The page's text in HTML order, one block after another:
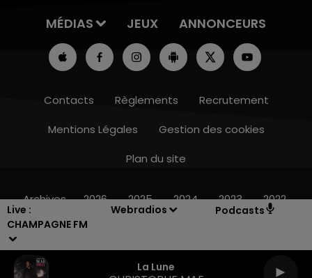
Live :
CHAMPAGNE FM
Webradios Podcasts
La Lune
MÉDIAS
JEUX ANNONCEURS
Contacts Règlements
Recrutement
Mentions Légales
Gestion des cookies
Plan du site
Archives 2026 2025 2024 2023 2022